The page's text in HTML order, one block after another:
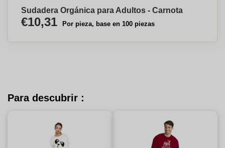
Sudadera Orgánica para Adultos - Carnota
€10,31 Por pieza, base en 100 piezas
Para descubrir :